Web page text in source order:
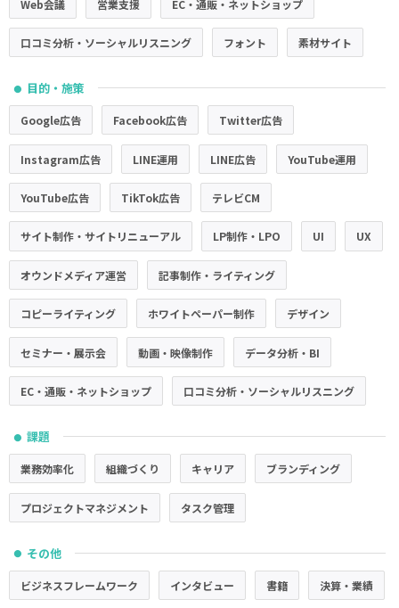
Web会議 営業支援 EC・通販・ネットショップ
口コミ分析・ソーシャルリスニング フォント 素材サイト
● 目的・施策
Google広告 Facebook広告 Twitter広告
Instagram広告 LINE運用 LINE広告 YouTube運用
YouTube広告 TikTok広告 テレビCM
サイト制作・サイトリニューアル LP制作・LPO UI UX
オウンドメディア運営 記事制作・ライティング
コピーライティング ホワイトペーパー制作 デザイン
セミナー・展示会 動画・映像制作 データ分析・BI
EC・通販・ネットショップ 口コミ分析・ソーシャルリスニング
● 課題
業務効率化 組織づくり キャリア ブランディング
プロジェクトマネジメント タスク管理
● その他
ビジネスフレームワーク インタビュー 書籍 決算・業績